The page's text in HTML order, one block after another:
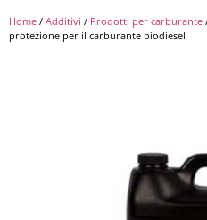
Home / Additivi / Prodotti per carburante
protezione per il carburante biodiesel